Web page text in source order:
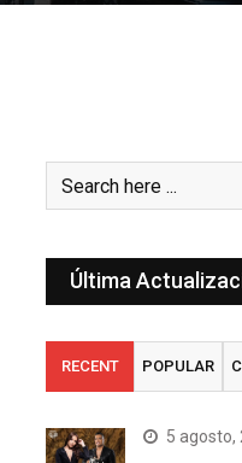
Última
RECENT POPULAR
5 agosto,